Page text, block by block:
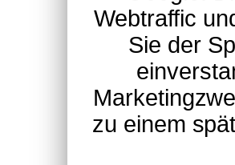
Webtraffic
Sie der
zu einem